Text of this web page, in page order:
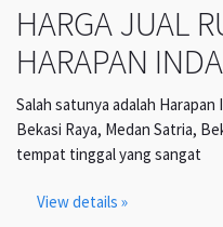
HARGA JUAL
HARAPAN
Salah satunya adalah
Bekasi Raya, Medan Satria,
tempat tinggal yang sangat
View details »